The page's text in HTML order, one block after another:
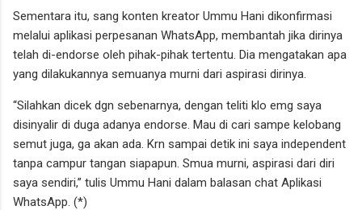
Sementara itu, sang konten kreator Ummu Hani dikonfirmasi
melalui aplikasi perpesanan WhatsApp, membantah jika dirinya
telah di-endorse oleh pihak-pihak tertentu. Dia mengatakan apa
yang dilakukannya semuanya murni dari aspirasi dirinya.
“Silahkan dicek dgn sebenarnya, dengan teliti klo emg saya
disinyalir di duga adanya endorse. Mau di cari sampe kelobang
semut juga, ga akan ada. Krn sampai detik ini saya independent
tanpa campur tangan siapapun. Smua murni, aspirasi dari diri
saya sendiri,” tulis Ummu Hani dalam balasan chat Aplikasi
WhatsApp. (*)